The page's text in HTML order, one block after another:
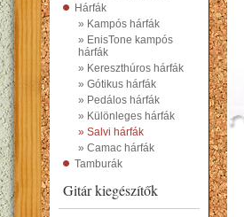
Hárfák
» Kampós hárfák
» EnisTone kampós
hárfák
» Kereszthúros hárfák
» Gótikus hárfák
» Pedálos hárfák
» Különleges hárfák
» Salvi hárfák
» Camac hárfák
Tamburák
Gitár kiegészítők